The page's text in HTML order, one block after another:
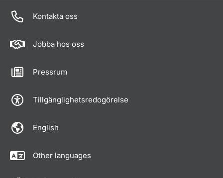
Kontakta oss
Jobba hos oss
Pressrum
Tillgänglighetsredogörelse
English
Other languages